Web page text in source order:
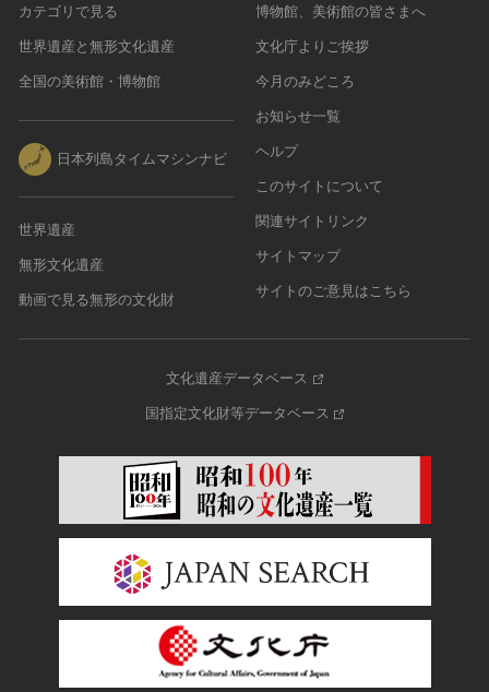
カテゴリで見る
世界遺産と無形文化遺産
全国の美術館・博物館
日本列島タイムマシンナビ
世界遺産
無形文化遺産
動画で見る無形の文化財
博物館、美術館の皆さまへ
文化庁よりご挨拶
今月のみどころ
お知らせ一覧
ヘルプ
このサイトについて
関連サイトリンク
サイトマップ
サイトのご意見はこちら
文化遺産データベース
国指定文化財等データベース